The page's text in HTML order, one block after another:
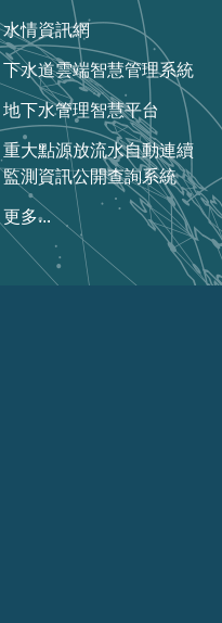
水情資訊網
下水道雲端智慧管理系統
地下水管理智慧平台
重大點源放流水自動連續
監測資訊公開查詢系統
更多...